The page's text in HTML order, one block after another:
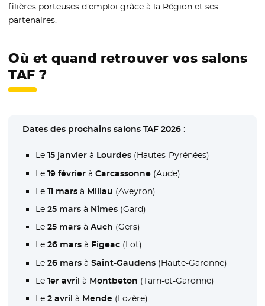
filières porteuses d’emploi grâce à la Région et ses
partenaires.
Où et quand retrouver vos salons
TAF ?
Dates des prochains salons TAF 2026 :
Le 15 janvierà Lourdes (Hautes-Pyrénées)
Le 19 févrierà Carcassonne(Aude)
Le 11 marsà Millau (Aveyron)
Le 25 marsà Nîmes (Gard)
Le 25 marsà Auch (Gers)
Le 26 marsà Figeac (Lot)
Le 26 marsà Saint-Gaudens(Haute-Garonne)
Le 1er avril à Montbeton (Tarn-et-Garonne)
Le 2 avril à Mende (Lozère)